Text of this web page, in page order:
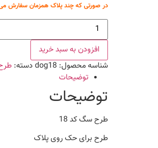
در صورتی که چند پلاک همزمان سفارش
طرح
سگ
کد
عددافزودن به سبد خرید
شناسه محصول: dog18 دسته:
توضیحات
توضیحات
طرح سگ کد 18
طرح برای حک روی پلاک